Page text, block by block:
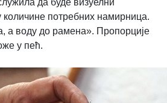
потребних намирница.
а воду до рамена». Пропорције
у пећ.